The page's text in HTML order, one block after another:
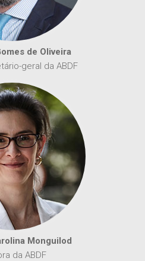
de Oliveira
geral da ABDF
Monguilod
da ABDF